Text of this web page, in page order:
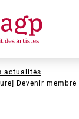
actualités
Devenir